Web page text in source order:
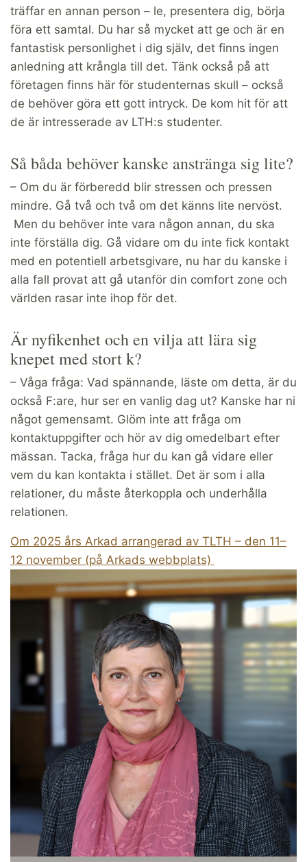
träffar en annan person – le, presentera dig, börja
föra ett samtal. Du har så mycket att ge och är en
fantastisk personlighet i dig själv, det finns ingen
anledning att krångla till det. Tänk också på att
företagen finns här för studenternas skull – också
de behöver göra ett gott intryck. De kom hit för att
de är intresserade av LTH:s studenter.
Så båda behöver kanske anstränga sig lite?
– Om du är förberedd blir stressen och pressen
mindre. Gå två och två om det känns lite nervöst.
Men du behöver inte vara någon annan, du ska
inte förställa dig. Gå vidare om du inte fick kontakt
med en potentiell arbetsgivare, nu har du kanske i
alla fall provat att gå utanför din comfort zone och
världen rasar inte ihop för det.
Är nyfikenhet och en vilja att lära sig
knepet med stort k?
– Våga fråga: Vad spännande, läste om detta, är du
också F:are, hur ser en vanlig dag ut? Kanske har ni
något gemensamt. Glöm inte att fråga om
kontaktuppgifter och hör av dig omedelbart efter
mässan. Tacka, fråga hur du kan gå vidare eller
vem du kan kontakta i stället. Det är som i alla
relationer, du måste återkoppla och underhålla
relationen.
Om 2025 års Arkad arrangerad av TLTH – den 11–
12 november (på Arkads webbplats)